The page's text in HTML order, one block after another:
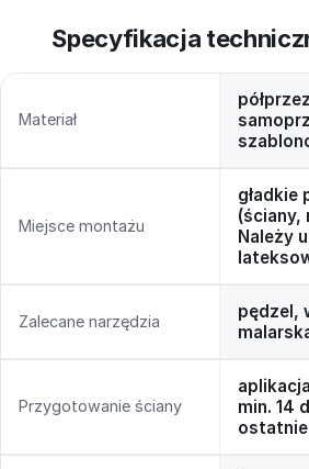
Specyfikacja
Materiał
Miejsce montażu
gładkie
(ściany,
Należy
Zalecane narzędzia
pędzel,
Przygotowanie ściany
min. 14